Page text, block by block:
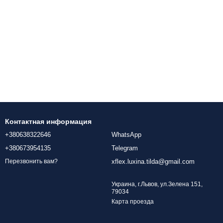
Контактная информация
+380638322646
+380673954135
Перезвонить вам?
WhatsApp
Telegram
xflex.luxina.tilda@gmail.com
Украина, г.Львов, ул.Зелена 151,
79034
Карта проезда